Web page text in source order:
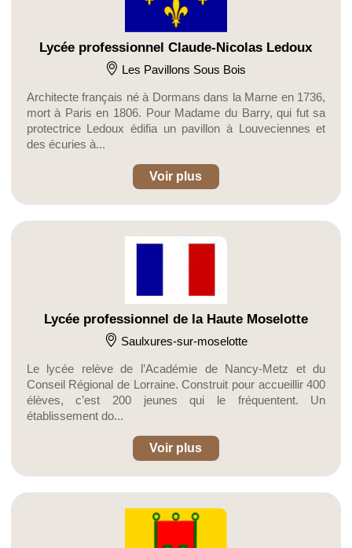
Lycée professionnel Claude-Nicolas Ledoux
Les Pavillons Sous Bois
Architecte français né à Dormans dans la Marne en 1736,
mort à Paris en 1806. Pour Madame du Barry, qui fut sa
protectrice Ledoux édifia un pavillon à Louveciennes et
des écuries à...
Voir plus
Lycée professionnel de la Haute Moselotte
Saulxures-sur-moselotte
Le lycée relève de l’Académie de Nancy-Metz et du
Conseil Régional de Lorraine. Construit pour accueillir 400
élèves, c’est 200 jeunes qui le fréquentent. Un
établissement do...
Voir plus